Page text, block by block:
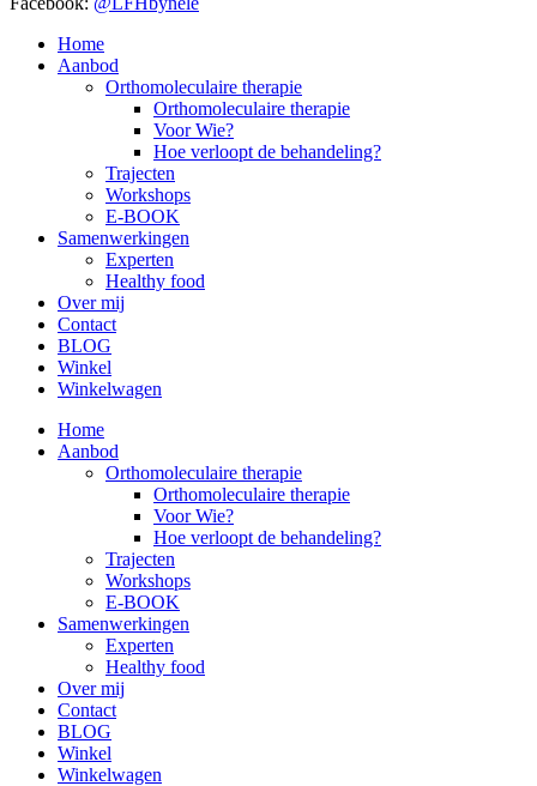
Home
Aanbod
Orthomoleculaire therapie
Orthomoleculaire therapie
Voor Wie?
Hoe verloopt de behandeling?
Trajecten
Workshops
E-BOOK
Samenwerkingen
Experten
Healthy food
Over mij
Contact
BLOG
Winkel
Winkelwagen
Home
Aanbod
Orthomoleculaire therapie
Orthomoleculaire therapie
Voor Wie?
Hoe verloopt de behandeling?
Trajecten
Workshops
E-BOOK
Samenwerkingen
Experten
Healthy food
Over mij
Contact
BLOG
Winkel
Winkelwagen